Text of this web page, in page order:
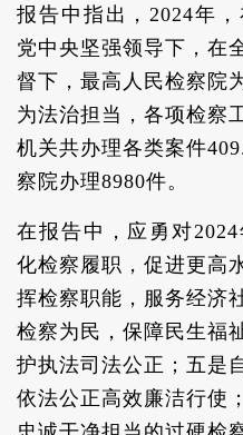
报告中指出，2024年
党中央坚强领导下，在
督下，最高人民检察院
为法治担当，各项检察
机关共办理各类案件
察院办理8980件。
在报告中，应勇对
化检察履职，促进更高
挥检察职能，服务经济
检察为民，保障民生福
护执法司法公正；五是
依法公正高效廉洁行使